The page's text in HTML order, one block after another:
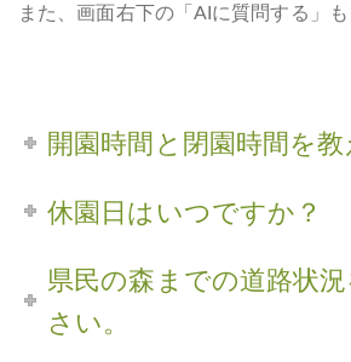
また、画面右下の「AIに質問する」も
開園時間と閉園時間を
休園日はいつですか？
県民の森までの道路状
さい。